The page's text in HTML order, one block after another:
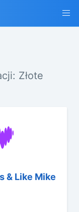
Złote
& Like Mike